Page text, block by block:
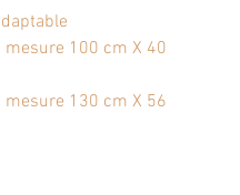
mesure 100 cm X 40
mesure 130 cm X 56